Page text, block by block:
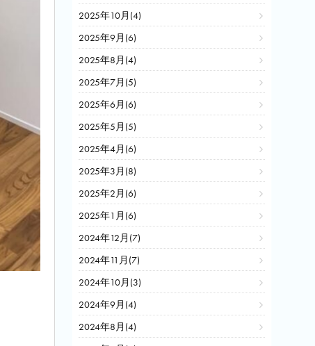
2025年10月(4)
2025年9月(6)
2025年8月(4)
2025年7月(5)
2025年6月(6)
2025年5月(5)
2025年4月(6)
2025年3月(8)
2025年2月(6)
2025年1月(6)
2024年12月(7)
2024年11月(7)
2024年10月(3)
2024年9月(4)
2024年8月(4)